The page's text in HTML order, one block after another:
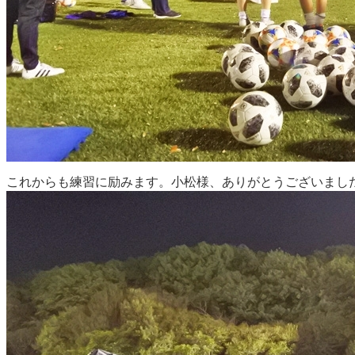
これからも練習に励みます。小松様、ありがとうございまし